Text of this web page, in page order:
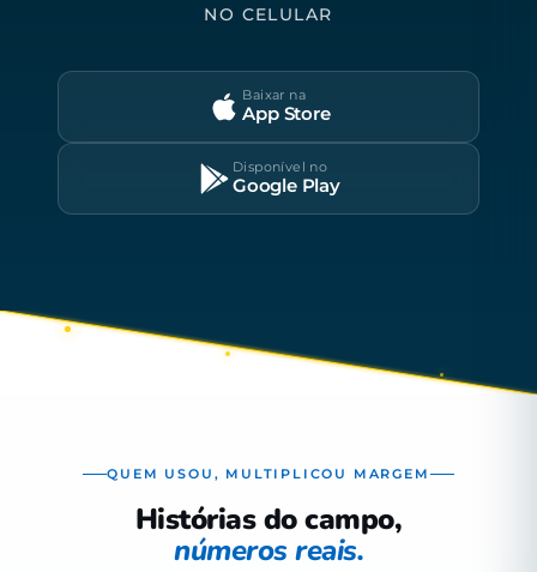
NO CELULAR
Baixar na
App Store
Disponível no
Google Play
QUEM USOU, MULTIPLICOU MARGEM
Histórias do campo,
números reais.